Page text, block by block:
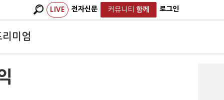
LIVE 전자신문 커뮤니티 함께 로그인
리미엄